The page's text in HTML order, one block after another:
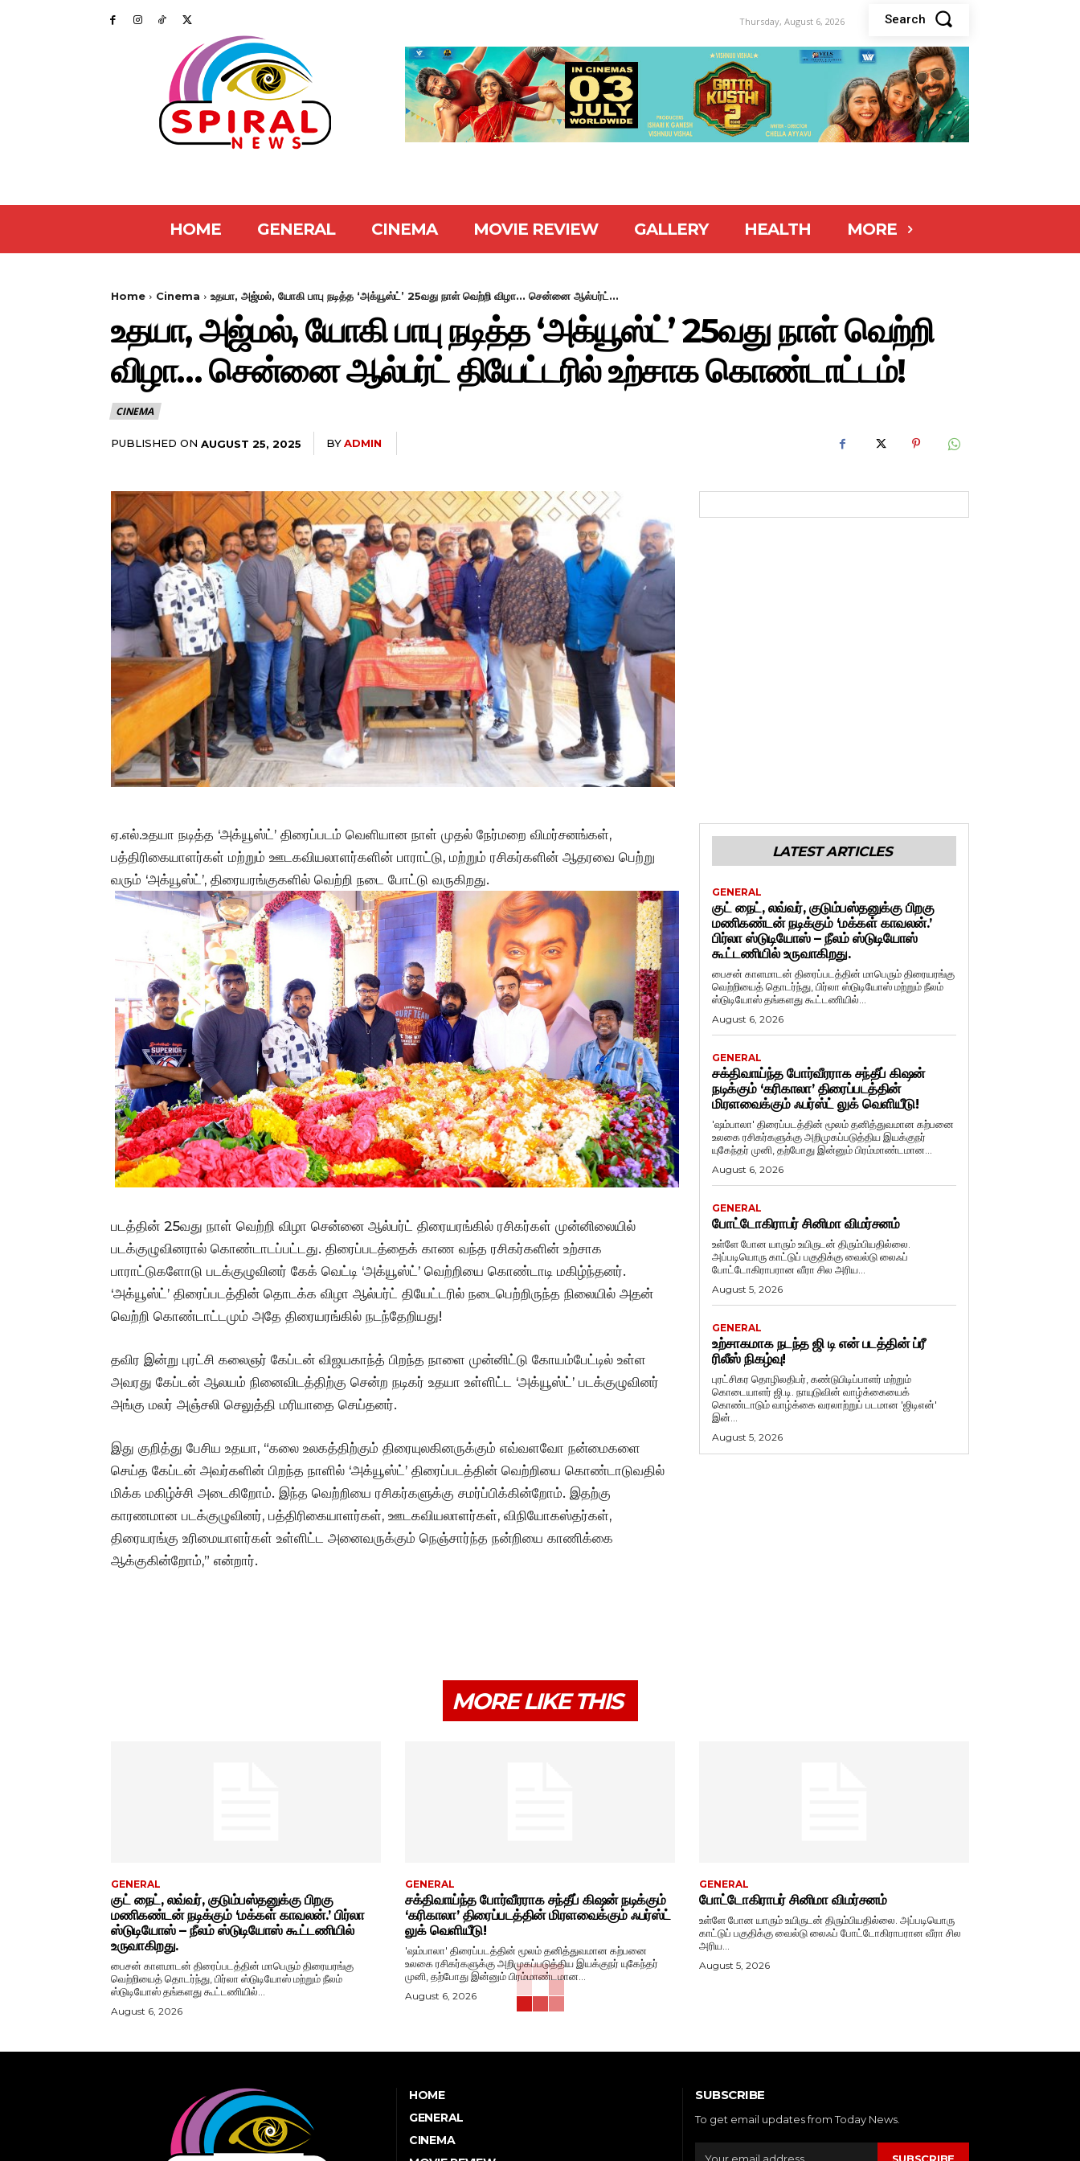
Thursday, August 6, 2026 Search
HOME GENERAL CINEMA MOVIE REVIEW GALLERY HEALTH MORE
Home Cinema உதயா, அஜ்மல், யோகி பாபு நடித்த ‘அக்யூஸ்ட்’ 25வது நாள் வெற்றி விழா... சென்னை ஆல்பர்ட்...
உதயா, அஜ்மல், யோகி பாபு நடித்த ‘அக்யூஸ்ட்’ 25வது நாள் வெற்றி
விழா… சென்னை ஆல்பர்ட் தியேட்டரில் உற்சாக கொண்டாட்டம்!
CINEMA
PUBLISHED ON AUGUST 25, 2025 BYADMIN
ஏ.எல்.உதயா நடித்த ‘அக்யூஸ்ட்’ திரைப்படம் வெளியான நாள் முதல் நேர்மறை விமர்சனங்கள்,
பத்திரிகையாளர்கள் மற்றும் ஊடகவியலாளர்களின் பாராட்டு, மற்றும் ரசிகர்களின் ஆதரவை பெற்று
வரும் ‘அக்யூஸ்ட்’, திரையரங்குகளில் வெற்றி நடை போட்டு வருகிறது.
படத்தின் 25வது நாள் வெற்றி விழா சென்னை ஆல்பர்ட் திரையரங்கில் ரசிகர்கள் முன்னிலையில்
படக்குழுவினரால் கொண்டாடப்பட்டது. திரைப்படத்தைக் காண வந்த ரசிகர்களின் உற்சாக
பாராட்டுகளோடு படக்குழுவினர் கேக் வெட்டி ‘அக்யூஸ்ட்’ வெற்றியை கொண்டாடி மகிழ்ந்தனர்.
‘அக்யூஸ்ட்’ திரைப்படத்தின் தொடக்க விழா ஆல்பர்ட் தியேட்டரில் நடைபெற்றிருந்த நிலையில் அதன்
வெற்றி கொண்டாட்டமும் அதே திரையரங்கில் நடந்தேறியது!
தவிர இன்று புரட்சி கலைஞர் கேப்டன் விஜயகாந்த் பிறந்த நாளை முன்னிட்டு கோயம்பேட்டில் உள்ள
அவரது கேப்டன் ஆலயம் நினைவிடத்திற்கு சென்ற நடிகர் உதயா உள்ளிட்ட ‘அக்யூஸ்ட்’ படக்குழுவினர்
அங்கு மலர் அஞ்சலி செலுத்தி மரியாதை செய்தனர்.
இது குறித்து பேசிய உதயா, “கலை உலகத்திற்கும் திரையுலகினருக்கும் எவ்வளவோ நன்மைகளை
செய்த கேப்டன் அவர்களின் பிறந்த நாளில் ‘அக்யூஸ்ட்’ திரைப்படத்தின் வெற்றியை கொண்டாடுவதில்
மிக்க மகிழ்ச்சி அடைகிறோம். இந்த வெற்றியை ரசிகர்களுக்கு சமர்ப்பிக்கின்றோம். இதற்கு
காரணமான படக்குழுவினர், பத்திரிகையாளர்கள், ஊடகவியலாளர்கள், விநியோகஸ்தர்கள்,
திரையரங்கு உரிமையாளர்கள் உள்ளிட்ட அனைவருக்கும் நெஞ்சார்ந்த நன்றியை காணிக்கை
ஆக்குகின்றோம்,” என்றார்.
LATEST ARTICLES
GENERAL
குட் நைட், லவ்வர், குடும்பஸ்தனுக்கு பிறகு
மணிகண்டன் நடிக்கும் ‘மக்கள் காவலன்.’
பிர்லா ஸ்டுடியோஸ் – நீலம் ஸ்டுடியோஸ்
கூட்டணியில் உருவாகிறது.
பைசன் காளமாடன் திரைப்படத்தின் மாபெரும் திரையரங்கு
வெற்றியைத் தொடர்ந்து, பிர்லா ஸ்டுடியோஸ் மற்றும் நீலம்
ஸ்டுடியோஸ் தங்களது கூட்டணியில்...
August 6, 2026
GENERAL
சக்திவாய்ந்த போர்வீரராக சந்தீப் கிஷன்
நடிக்கும் ‘கரிகாலா’ திரைப்படத்தின்
மிரளவைக்கும் ஃபர்ஸ்ட் லுக் வெளியீடு!
'ஷம்பாலா' திரைப்படத்தின் மூலம் தனித்துவமான கற்பனை
உலகை ரசிகர்களுக்கு அறிமுகப்படுத்திய இயக்குநர்
யுகேந்தர் முனி, தற்போது இன்னும் பிரம்மாண்டமான...
August 6, 2026
GENERAL
போட்டோகிராபர் சினிமா விமர்சனம்
உள்ளே போன யாரும் உயிருடன் திரும்பியதில்லை.
அப்படியொரு காட்டுப் பகுதிக்கு வைல்டு லைஃப்
போட்டோகிராபரான வீரா சில அரிய...
August 5, 2026
GENERAL
உற்சாகமாக நடந்த ஜி டி என் படத்தின் ப்ரீ
ரிலீஸ் நிகழ்வு!
புரட்சிகர தொழிலதிபர், கண்டுபிடிப்பாளர் மற்றும்
கொடையாளர் ஜி.டி. நாயுடுவின் வாழ்க்கையைக்
கொண்டாடும் வாழ்க்கை வரலாற்றுப் படமான 'ஜிடிஎன்'
இன்...
August 5, 2026
MORE LIKE THIS
GENERAL
குட் நைட், லவ்வர், குடும்பஸ்தனுக்கு பிறகு
மணிகண்டன் நடிக்கும் ‘மக்கள் காவலன்.’ பிர்லா
ஸ்டுடியோஸ் – நீலம் ஸ்டுடியோஸ் கூட்டணியில்
உருவாகிறது.
பைசன் காளமாடன் திரைப்படத்தின் மாபெரும் திரையரங்கு
வெற்றியைத் தொடர்ந்து, பிர்லா ஸ்டுடியோஸ் மற்றும் நீலம்
ஸ்டுடியோஸ் தங்களது கூட்டணியில்...
August 6, 2026
GENERAL
சக்திவாய்ந்த போர்வீரராக சந்தீப் கிஷன் நடிக்கும்
‘கரிகாலா’ திரைப்படத்தின் மிரளவைக்கும் ஃபர்ஸ்ட்
லுக் வெளியீடு!
'ஷம்பாலா' திரைப்படத்தின் மூலம் தனித்துவமான கற்பனை
உலகை ரசிகர்களுக்கு அறிமுகப்படுத்திய இயக்குநர் யுகேந்தர்
முனி, தற்போது இன்னும் பிரம்மாண்டமான...
August 6, 2026
GENERAL
போட்டோகிராபர் சினிமா விமர்சனம்
உள்ளே போன யாரும் உயிருடன் திரும்பியதில்லை. அப்படியொரு
காட்டுப் பகுதிக்கு வைல்டு லைஃப் போட்டோகிராபரான வீரா சில
அரிய...
August 5, 2026
HOME
GENERAL
CINEMA
SUBSCRIBE
To get email updates from Today News.